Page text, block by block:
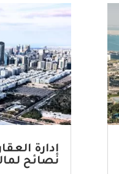
إدارة
نصائح